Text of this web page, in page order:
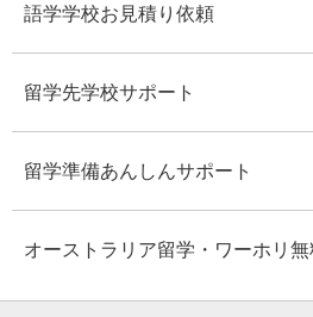
語学学校お見積り依頼
留学先学校サポート
留学準備あんしんサポート
オーストラリア留学・ワーホリ無